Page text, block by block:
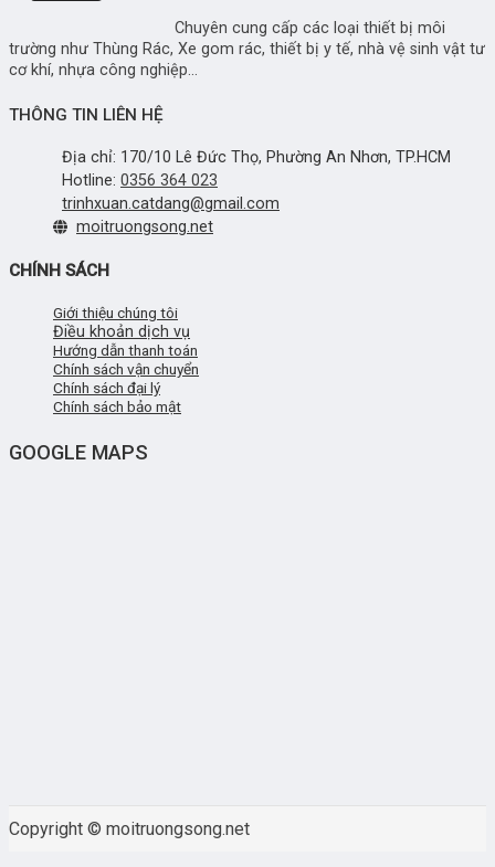
Chuyên cung cấp các loại thiết bị môi
trường như Thùng Rác, Xe gom rác, thiết bị y tế, nhà vệ sinh vật tư
cơ khí, nhựa công nghiệp...
THÔNG TIN LIÊN HỆ
Địa chỉ: 170/10 Lê Đức Thọ, Phường An Nhơn, TP.HCM
Hotline: 0356 364 023
trinhxuan.catdang@gmail.com
moitruongsong.net
CHÍNH SÁCH
Giới thiệu chúng tôi
Điều khoản dịch vụ
Hướng dẫn thanh toán
Chính sách vận chuyển
Chính sách đại lý
Chính sách bảo mật
GOOGLE MAPS
Copyright © moitruongsong.net